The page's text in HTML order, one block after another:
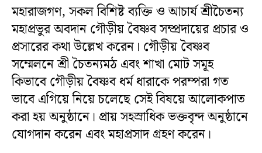
মহারাজগণ, সকল বিশিষ্ট ব্যক্তি ও আচার্য শ্রীচৈতন্য
মহাপ্রভুর অবদান গৌড়ীয় বৈষ্ণব সম্প্রদায়ের প্রচার ও
প্রসারের কথা উল্লেখ করেন। গৌড়ীয় বৈষ্ণব
সম্মেলনে শ্রী চৈতন্যমঠ এবং শাখা মোট সমূহ
কিভাবে গৌড়ীয় বৈষ্ণব ধর্ম ধারাকে পরম্পরা গত
ভাবে এগিয়ে নিয়ে চলেছে সেই বিষয়ে আলোকপাত
করা হয় অনুষ্ঠানে। প্রায় সহস্রাধিক ভক্তবৃন্দ অনুষ্ঠানে
যোগদান করেন এবং মহাপ্রসাদ গ্রহণ করেন।